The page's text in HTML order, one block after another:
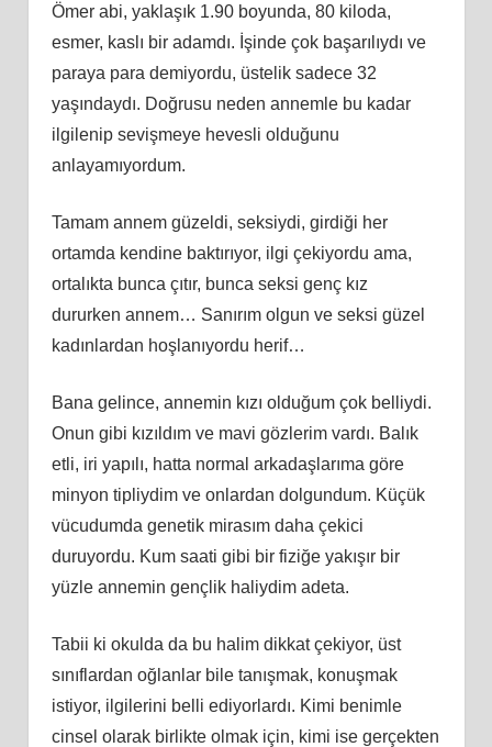
Ömer abi, yaklaşık 1.90 boyunda, 80 kiloda,
esmer, kaslı bir adamdı. İşinde çok başarılıydı ve
paraya para demiyordu, üstelik sadece 32
yaşındaydı. Doğrusu neden annemle bu kadar
ilgilenip sevişmeye hevesli olduğunu
anlayamıyordum.
Tamam annem güzeldi, seksiydi, girdiği her
ortamda kendine baktırıyor, ilgi çekiyordu ama,
ortalıkta bunca çıtır, bunca seksi genç kız
dururken annem… Sanırım olgun ve seksi güzel
kadınlardan hoşlanıyordu herif…
Bana gelince, annemin kızı olduğum çok belliydi.
Onun gibi kızıldım ve mavi gözlerim vardı. Balık
etli, iri yapılı, hatta normal arkadaşlarıma göre
minyon tipliydim ve onlardan dolgundum. Küçük
vücudumda genetik mirasım daha çekici
duruyordu. Kum saati gibi bir fiziğe yakışır bir
yüzle annemin gençlik haliydim adeta.
Tabii ki okulda da bu halim dikkat çekiyor, üst
sınıflardan oğlanlar bile tanışmak, konuşmak
istiyor, ilgilerini belli ediyorlardı. Kimi benimle
cinsel olarak birlikte olmak için, kimi ise gerçekten